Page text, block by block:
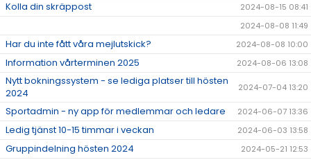
Kolla din skräppost
2024-08-15 08:41
2024-08-08 11:49
Har du inte fått våra mejlutskick? 2024-08-08 10:00
Information vårterminen 2025 2024-08-06 13:08
Nytt bokningssystem - se lediga platser till hösten
2024
2024-07-04 13:20
Sportadmin - ny app för medlemmar och ledare 2024-06-07 13:36
Ledig tjänst 10-15 timmar i veckan 2024-06-03 13:58
Gruppindelning hösten 2024 2024-05-21 12:53